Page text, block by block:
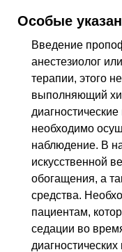
Особые
Введение
анестезиолог
терапии, этого
выполняющий
необходимо
наблюдение. В
искусственной
обогащения, а
средства.
пациентам,
седации во